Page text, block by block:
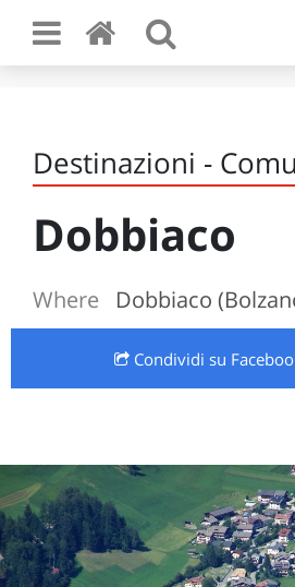
Destinazioni -
Dobbiaco
Where Dobbiaco
Condividi su